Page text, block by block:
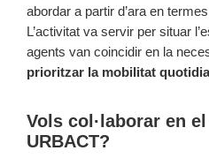
abordar a partir d’ara en
L’activitat va servir per situar
agents van coincidir en la
prioritzar la mobilitat
Vols col·laborar en
URBACT?